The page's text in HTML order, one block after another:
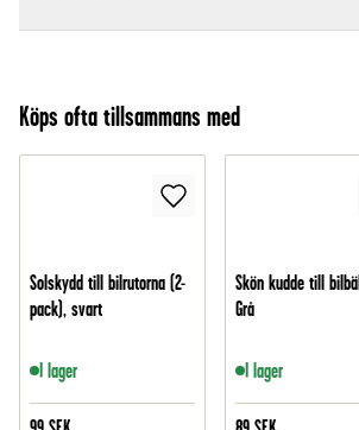
Köps ofta tillsammans med
Solskydd till bilrutorna (2-
pack), svart
I lager
Skön kudde till
Grå
I lager